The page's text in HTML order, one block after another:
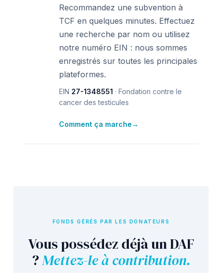
Recommandez une subvention à
TCF en quelques minutes. Effectuez
une recherche par nom ou utilisez
notre numéro EIN : nous sommes
enregistrés sur toutes les principales
plateformes.
EIN 27-1348551 · Fondation contre le
cancer des testicules
Comment ça marche→
FONDS GÉRÉS PAR LES DONATEURS
Vous possédez déjà un DAF
?Mettez-le à contribution.